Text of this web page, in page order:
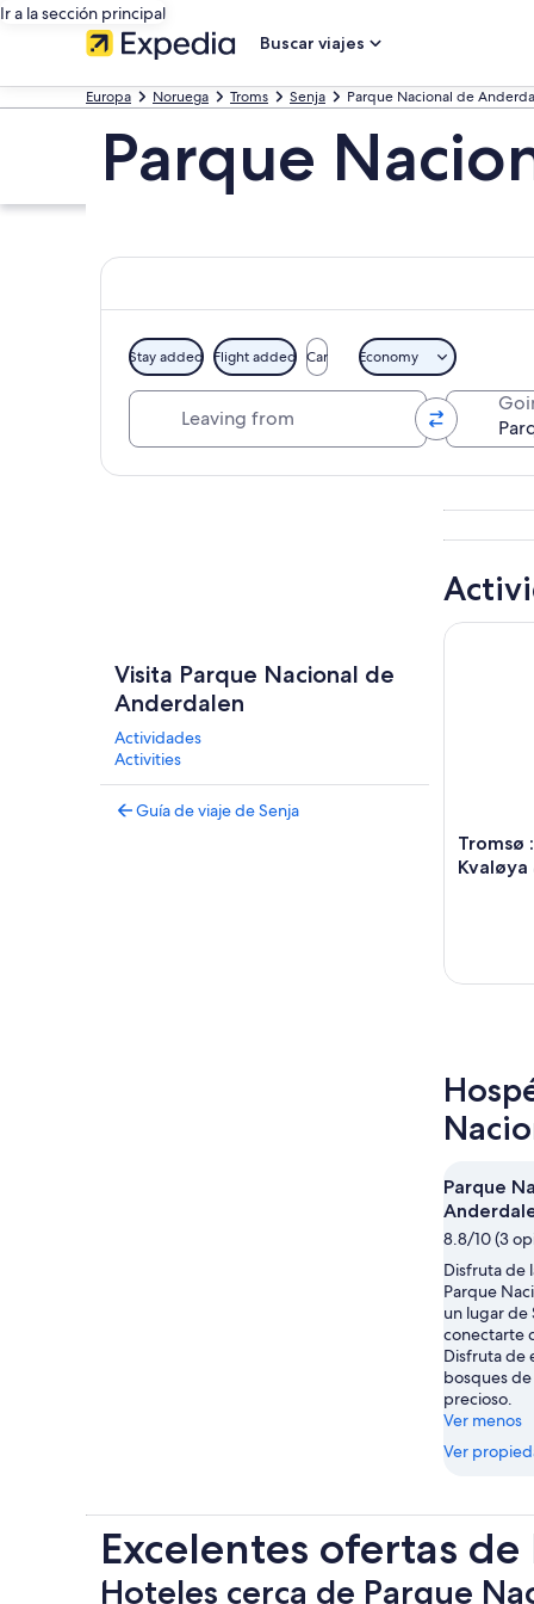
Ir a la sección principal
Buscar viajes
Europa Noruega Troms Senja Parque Nacional de
Parque
Stay added Flight added Car Economy
Visita Parque Nacional de
Anderdalen
Actividades
Activities
Guía de viaje de Senja
Tromsø
Tromsø :
Parque
8.8/10 (3
Disfruta de
Parque
un lugar de
conectarte
Disfruta de
bosques
precioso.
Ver menos
Ver
Excelentes ofertas
Hoteles cerca de Parque